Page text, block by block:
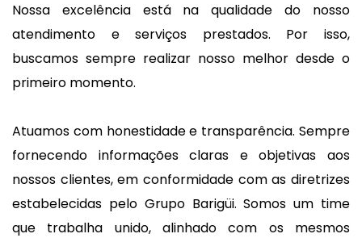
Nossa excelência está na qualidade do nosso
atendimento e serviços prestados. Por isso,
buscamos sempre realizar nosso melhor desde o
primeiro momento.
Atuamos com honestidade e transparência. Sempre
fornecendo informações claras e objetivas aos
nossos clientes, em conformidade com as diretrizes
estabelecidas pelo Grupo Barigüi. Somos um time
que trabalha unido, alinhado com os mesmos